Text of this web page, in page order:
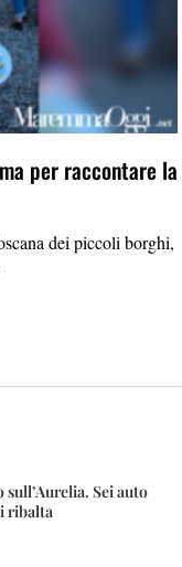
per raccontare la
dei piccoli borghi,
Sei auto
ribalta